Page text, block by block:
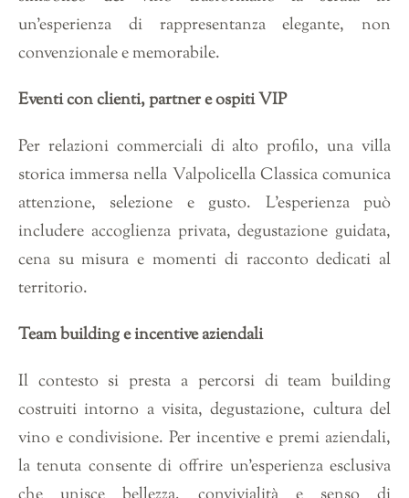
un’esperienza di rappresentanza elegante, non
convenzionale e memorabile.
Eventi con clienti, partner e ospiti VIP
Per relazioni commerciali di alto profilo, una villa
storica immersa nella Valpolicella Classica comunica
attenzione, selezione e gusto. L’esperienza può
includere accoglienza privata, degustazione guidata,
cena su misura e momenti di racconto dedicati al
territorio.
Team building e incentive aziendali
Il contesto si presta a percorsi di team building
costruiti intorno a visita, degustazione, cultura del
vino e condivisione. Per incentive e premi aziendali,
la tenuta consente di offrire un’esperienza esclusiva